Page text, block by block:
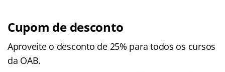
Cupom de desconto
Aproveite o desconto de 25% para todos os cursos
da OAB.